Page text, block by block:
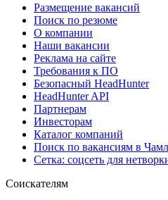
Размещение вакансий
Поиск по резюме
О компании
Наши вакансии
Реклама на сайте
Требования к ПО
Безопасный HeadHunter
HeadHunter API
Партнерам
Инвесторам
Каталог компаний
Поиск по вакансиям в
Сетка: соцсеть для
Соискателям